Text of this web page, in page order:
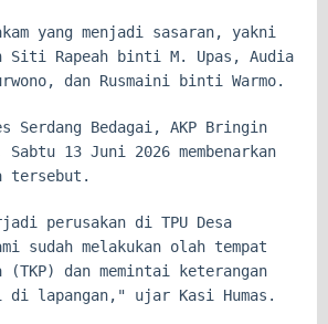
yang menjadi sasaran, yakni
Siti Rapeah binti M. Upas, Audia
dan Rusmaini binti Warmo.
Serdang Bedagai, AKP Bringin
13 Juni 2026 membenarkan
tersebut.
perusakan di TPU Desa
sudah melakukan olah tempat
dan memintai keterangan
lapangan," ujar Kasi Humas.